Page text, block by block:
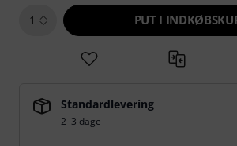
1 PUT I
Standardlevering
2–3 dage